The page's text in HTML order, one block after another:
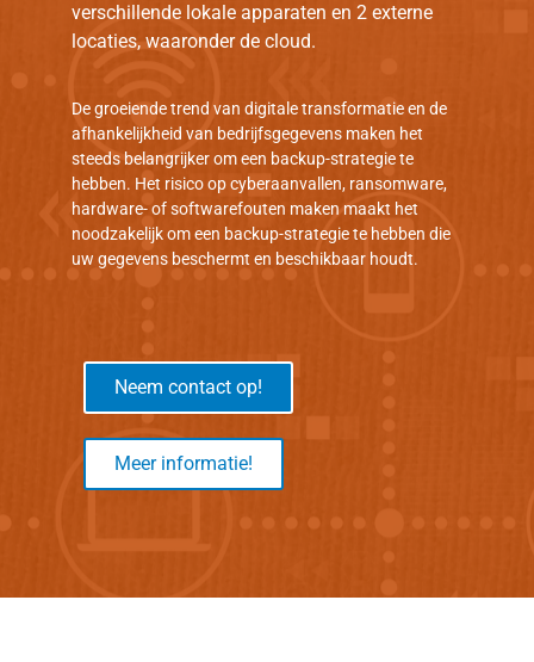
verschillende lokale apparaten en 2 externe
locaties, waaronder de cloud.
De groeiende trend van digitale transformatie en de
afhankelijkheid van bedrijfsgegevens maken het
steeds belangrijker om een backup-strategie te
hebben. Het risico op cyberaanvallen, ransomware,
hardware- of softwarefouten maken maakt het
noodzakelijk om een backup-strategie te hebben die
uw gegevens beschermt en beschikbaar houdt.
Neem contact op!
Meer informatie!